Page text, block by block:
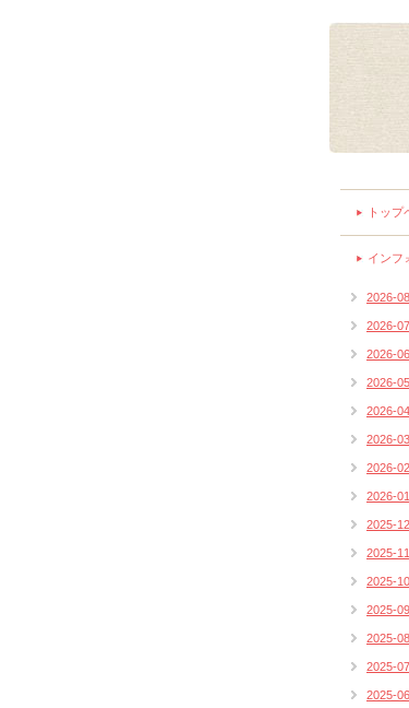
トップ
インフ
2026-08
2026-07
2026-06
2026-05
2026-04
2026-03
2026-02
2026-01
2025-12
2025-11
2025-10
2025-09
2025-08
2025-07
2025-06